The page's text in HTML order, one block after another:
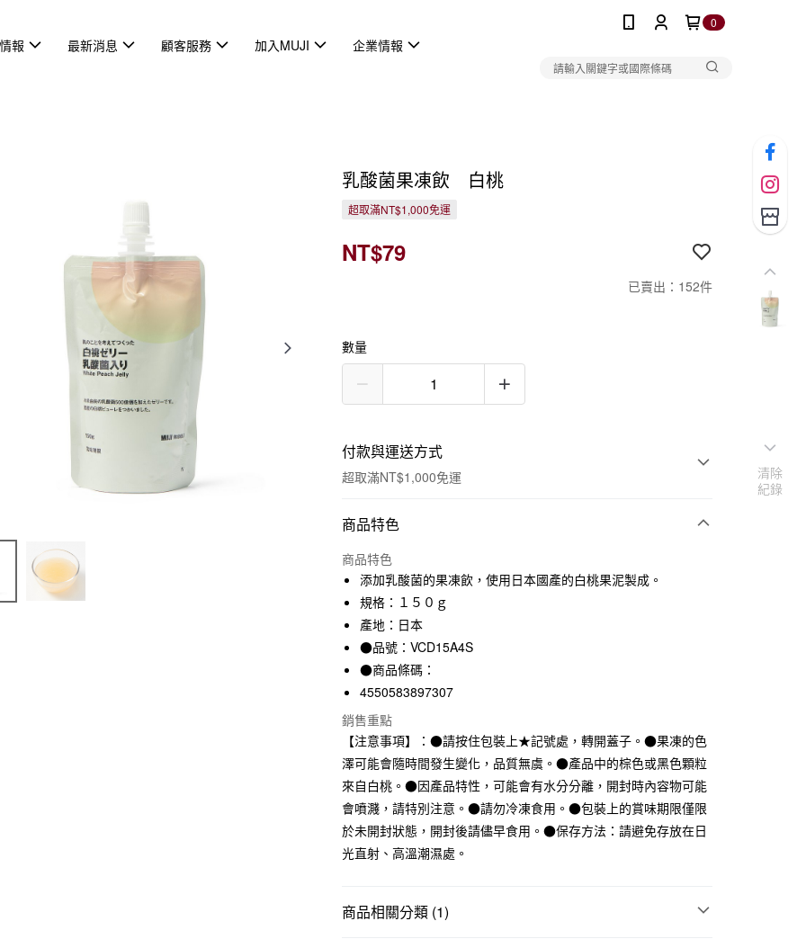
0
報 最新消息 顧客服務 加入MUJI 企業情報
乳酸菌果凍飲 白桃
超取滿NT$1,000免運
NT$79
已賣出：152件
數量
付款與運送方式
超取滿NT$1,000免運
付款方式
信用卡一次付款
信用卡分期付款
3 期 0 利率 每期
合作金庫商業銀行
華南商業銀行
上海商業儲蓄銀行
臺灣中小企業銀行
匯豐（台灣）商業銀行
華泰商業銀行
聯邦商業銀行
遠東國際商業銀行
元大商業銀行
永豐商業銀行
台新國際商業銀行
中國信託商業銀行
台灣樂天信用卡公司
超商取貨付款
LINE Pay
Apple Pay
街口支付
悠遊付
運送方式
每筆NT$65，滿NT$1,000(含以上)免運費
商品特色
商品特色
添加乳酸菌的果凍飲，使用日本國產的白桃果泥製成。
規格：１５０ｇ
產地：日本
●品號：VCD15A4S
●商品條碼：
4550583897307
銷售重點
【注意事項】：●請按住包裝上★記號處，轉開蓋子。●果凍的色
澤可能會隨時間發生變化，品質無虞。●產品中的棕色或黑色顆粒
來自白桃。●因產品特性，可能會有水分分離，開封時內容物可能
會噴濺，請特別注意。●請勿冷凍食用。●包裝上的賞味期限僅限
於未開封狀態，開封後請儘早食用。●保存方法：請避免存放在日
光直射、高溫潮濕處。
商品相關分類 (1)
清除
紀錄